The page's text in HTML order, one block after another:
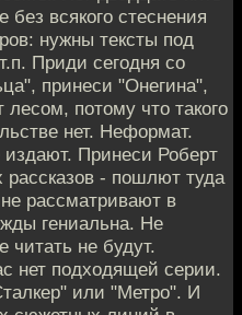
без всякого стеснения
нужны тексты под
Приди сегодня со
принеси "Онегина",
потому что такого
нет. Неформат.
Принеси Роберт
- пошлют туда
рассматривают в
гениальна. Не
читать не будут.
нет подходящей серии.
или "Метро". И